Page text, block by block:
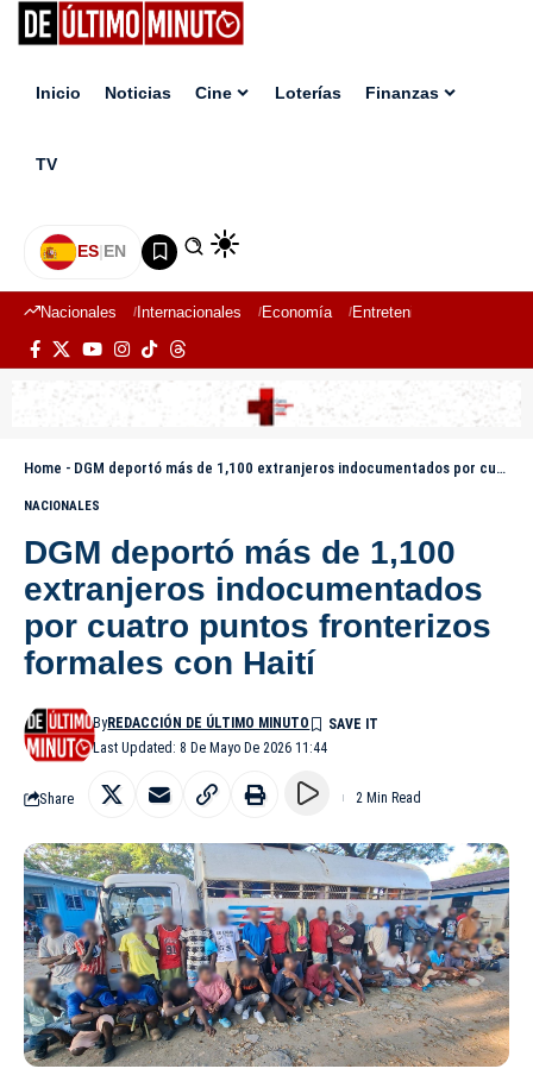
Inicio Noticias Cine Loterías Finanzas
TV
ES|EN
Nacionales Internacionales Economía Entretenimiento
Home - DGM deportó más de 1,100 extranjeros indocumentados por cuatro puntos fronterizos formales con Haití
NACIONALES
DGM deportó más de 1,100
extranjeros indocumentados
por cuatro puntos fronterizos
formales con Haití
Last Updated: 8 De Mayo De 2026 11:44
ByREDACCIÓN DE ÚLTIMO MINUTO
Share 2 Min Read